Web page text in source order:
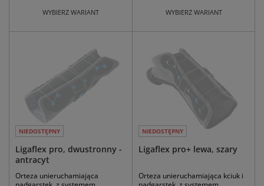
WYBIERZ WARIANT WYBIERZ WARIANT
NIEDOSTĘPNY
Ligaflex pro, dwustronny -
antracyt
Orteza unieruchamiająca
NIEDOSTĘPNY
Ligaflex pro+ lewa, szary
Orteza unieruchamiająca kciuk i